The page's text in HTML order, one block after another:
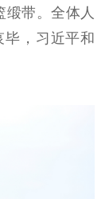
缎带。全体人
毕，习近平和